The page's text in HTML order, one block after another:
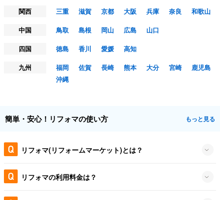
関西
三重 滋賀 京都 大阪 兵庫 奈良
和歌山
中国
鳥取 島根 岡山 広島
山口
四国
徳島 香川 愛媛
高知
九州
福岡 佐賀 長崎 熊本 大分 宮崎
鹿児島
沖縄
簡単・安心！リフォマの使い方 もっと見る
リフォマ(リフォームマーケット)とは？
リフォマの利用料金は？